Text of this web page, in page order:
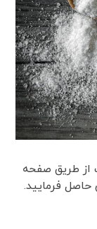
از طریق صفحه
فرمایید.